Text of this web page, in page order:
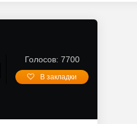
Голосов: 7700
В закладки